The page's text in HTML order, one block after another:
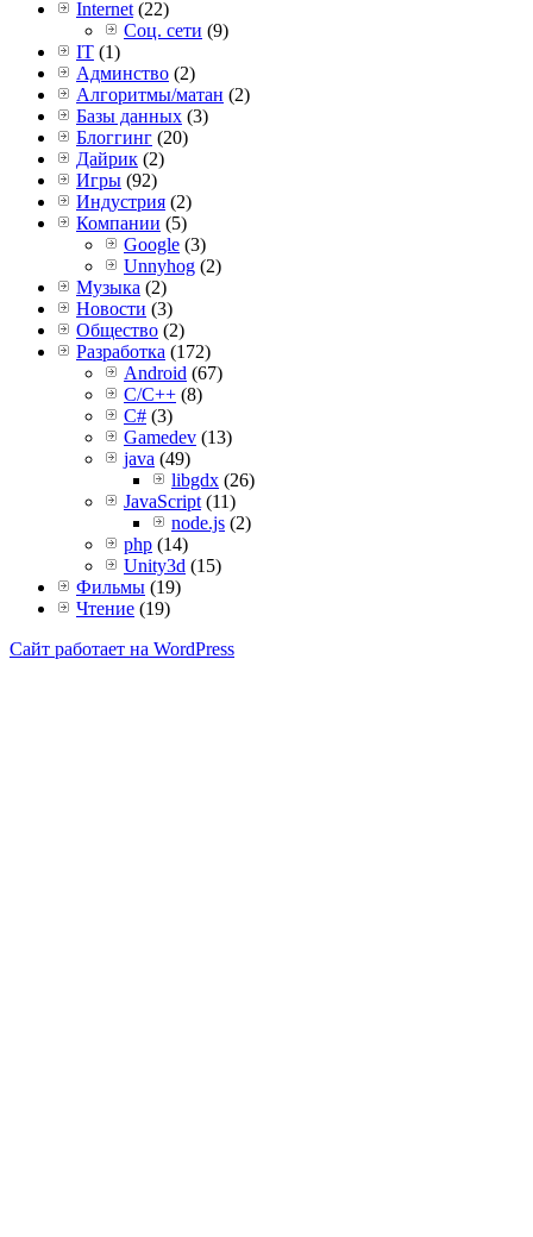
Internet (22)
Соц. сети (9)
IT (1)
Админство (2)
Алгоритмы/матан (2)
Базы данных (3)
Блоггинг (20)
Дайрик (2)
Игры (92)
Индустрия (2)
Компании (5)
Google (3)
Unnyhog (2)
Музыка (2)
Новости (3)
Общество (2)
Разработка (172)
Android (67)
C/C++ (8)
C# (3)
Gamedev (13)
java (49)
libgdx (26)
JavaScript (11)
node.js (2)
php (14)
Unity3d (15)
Фильмы (19)
Чтение (19)
Сайт работает на WordPress